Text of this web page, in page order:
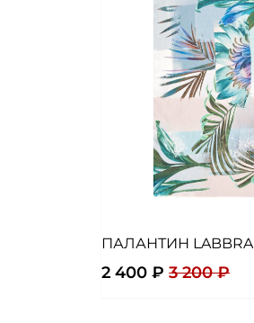
ПАЛАНТИН LABBRA
2 400 ₽ 3 200 ₽